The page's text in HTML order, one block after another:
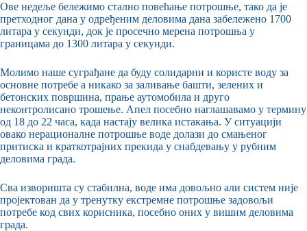
Ове недеље бележимо стално повећање потрошње, тако да је
претходног дана у одређеним деловима дана забележено 1700
литара у секунди, док је прoсечно мерена потрошња у
границама до 1300 литара у секунди.
Молимо наше суграђане да буду солидарни и користе воду за
основне потребе а никако за заливање башти, зелених и
бетонских површина, прање аутомобила и друго
неконтролисано трошење. Апел посебно наглашавамо у термину
од 18 до 22 часа, када настају велика истакања. У ситуацији
овако нерационалне потрошње воде долази до смањеног
притиска и краткотрајних прекида у снабдевању у рубним
деловима града.
Сва изворишта су стабилна, воде има довољно али систем није
пројектован да у тренутку екстремне потрошње задовољи
потребе код свих корисника, посебно оних у вишим деловима
града.